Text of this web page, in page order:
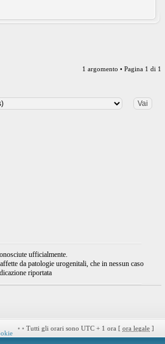
1 argomento • Pagina 1 di 1
ufficialmente.
da patologie urogenitali, che in nessun caso
riportata
• • Tutti gli orari sono UTC + 1 ora [ ora legale ]